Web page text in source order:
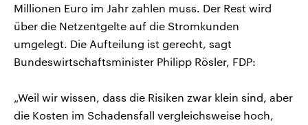
Millionen Euro im Jahr zahlen muss. Der Rest wird
über die Netzentgelte auf die Stromkunden
umgelegt. Die Aufteilung ist gerecht, sagt
Bundeswirtschaftsminister Philipp Rösler, FDP:
„Weil wir wissen, dass die Risiken zwar klein sind, aber
die Kosten im Schadensfall vergleichsweise hoch,